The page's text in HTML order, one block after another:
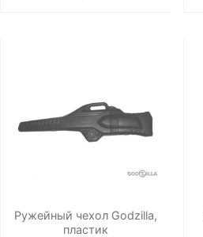
Ружейный чехол Godzilla,
пластик